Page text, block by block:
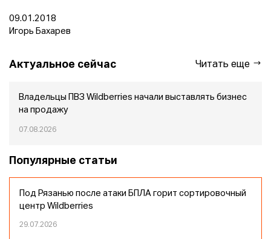
09.01.2018
Игорь Бахарев
Актуальное сейчас Читать еще
Владельцы ПВЗ Wildberries начали выставлять бизнес
на продажу
07.08.2026
Популярные статьи
Под Рязанью после атаки БПЛА горит сортировочный
центр Wildberries
29.07.2026